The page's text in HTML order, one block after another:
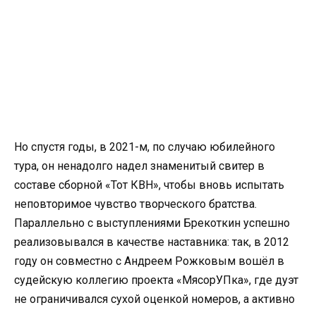
Но спустя годы, в 2021-м, по случаю юбилейного
тура, он ненадолго надел знаменитый свитер в
составе сборной «Тот КВН», чтобы вновь испытать
неповторимое чувство творческого братства.
Параллельно с выступлениями Брекоткин успешно
реализовывался в качестве наставника: так, в 2012
году он совместно с Андреем Рожковым вошёл в
судейскую коллегию проекта «МясорУПка», где дуэт
не ограничивался сухой оценкой номеров, а активно